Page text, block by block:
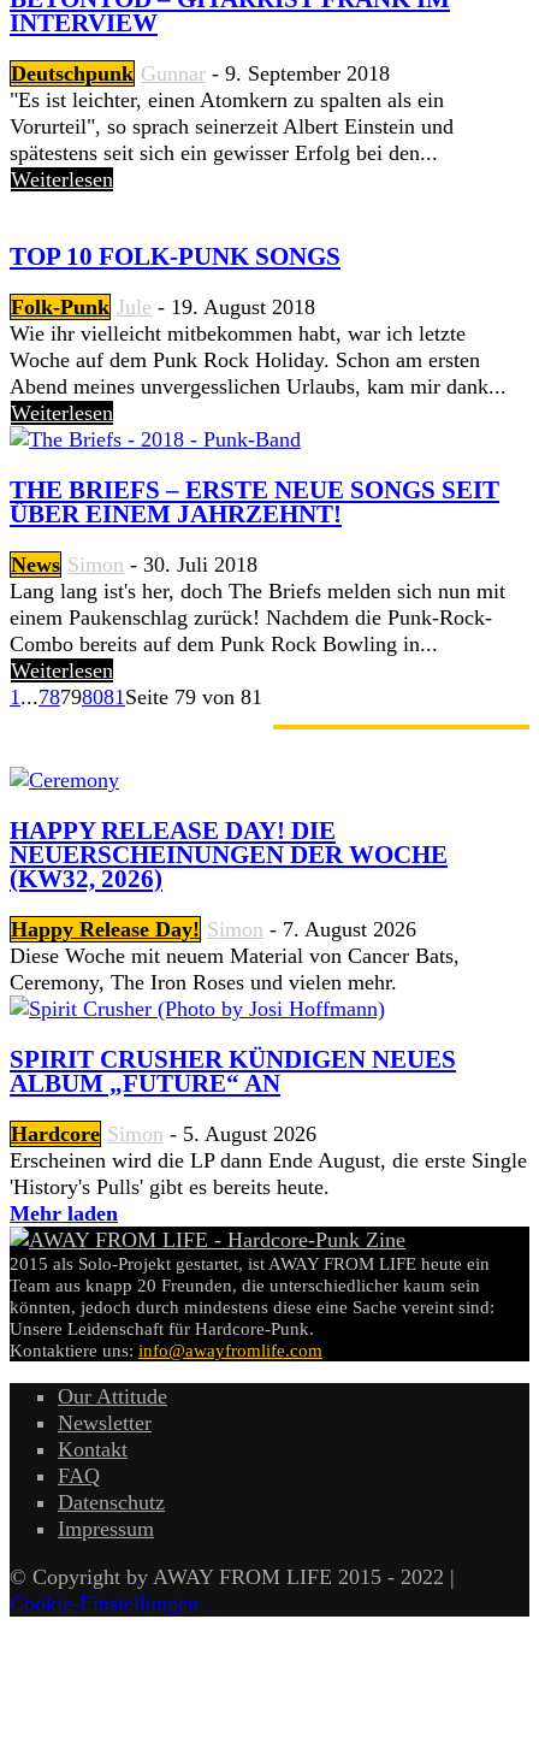
INTERVIEW
Deutschpunk Gunnar - 9. September 2018
"Es ist leichter, einen Atomkern zu spalten als ein
Vorurteil", so sprach seinerzeit Albert Einstein und
spätestens seit sich ein gewisser Erfolg bei den...
Weiterlesen
TOP 10 FOLK-PUNK SONGS
Folk-Punk Jule - 19. August 2018
Wie ihr vielleicht mitbekommen habt, war ich letzte
Woche auf dem Punk Rock Holiday. Schon am ersten
Abend meines unvergesslichen Urlaubs, kam mir dank...
Weiterlesen
THE BRIEFS – ERSTE NEUE SONGS SEIT
ÜBER EINEM JAHRZEHNT!
News Simon - 30. Juli 2018
Lang lang ist's her, doch The Briefs melden sich nun mit
einem Paukenschlag zurück! Nachdem die Punk-Rock-
Combo bereits auf dem Punk Rock Bowling in...
Weiterlesen
1...78798081Seite 79 von 81
HAPPY RELEASE DAY! DIE
NEUERSCHEINUNGEN DER WOCHE
(KW32, 2026)
Happy Release Day! Simon - 7. August 2026
Diese Woche mit neuem Material von Cancer Bats,
Ceremony, The Iron Roses und vielen mehr.
SPIRIT CRUSHER KÜNDIGEN NEUES
ALBUM „FUTURE“ AN
Hardcore Simon - 5. August 2026
Erscheinen wird die LP dann Ende August, die erste Single
'History's Pulls' gibt es bereits heute.
Mehr laden
2015 als Solo-Projekt gestartet, ist AWAY FROM LIFE heute ein
Team aus knapp 20 Freunden, die unterschiedlicher kaum sein
könnten, jedoch durch mindestens diese eine Sache vereint sind:
Unsere Leidenschaft für Hardcore-Punk.
Kontaktiere uns: info@awayfromlife.com
Our Attitude
Newsletter
Kontakt
FAQ
Datenschutz
Impressum
© Copyright by AWAY FROM LIFE 2015 - 2022 |
Cookie-Einstellungen